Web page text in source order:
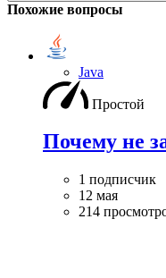
Похожие вопросы
Java
Простой
Почему не
1 подписчик
12 мая
214